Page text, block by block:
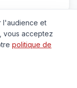
l'audience et
vous acceptez
politique de